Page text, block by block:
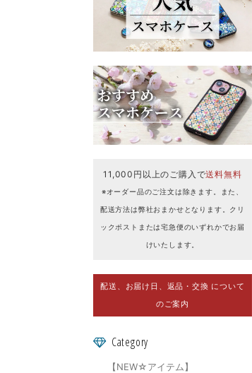
11,000円以上のご購入で送料無料
※オーダー品のご注文は除きます。また、
配送方法は弊社おまかせとなります。クリ
ックポストまたは宅急便のいずれかでお届
けいたします。
配送、お届け日、返品・交換 について
のご案内
Category
【NEW☆アイテム】